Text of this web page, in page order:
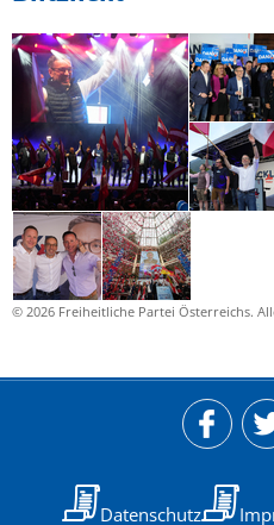
© 2026 Freiheitliche Partei Österreichs.
Datenschutz